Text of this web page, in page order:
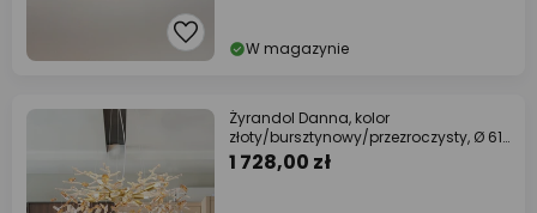
W magazynie
Żyrandol Danna, kolor
złoty/bursztynowy/przezroczysty, Ø 61
cm
1 728,00 zł